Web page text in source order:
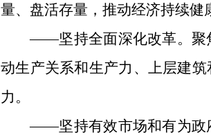
量、盘活存量，推动经济持续健
——坚持全面深化改革。聚
动生产关系和生产力、上层建
力。
——坚持有效市场和有为政